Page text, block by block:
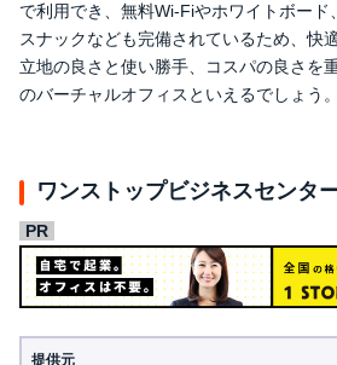
で利用でき、無料Wi-Fiやホワイトボード
スナックなども完備されているため、快
立地の良さと使い勝手、コスパの良さを
のバーチャルオフィスといえるでしょう。
ワンストップビジネスセンタ
提供元